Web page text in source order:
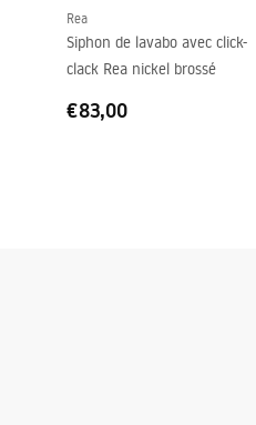
Trou de débordement
Rea
Siphon de lavabo avec click-
clack Rea nickel brossé
€83,00